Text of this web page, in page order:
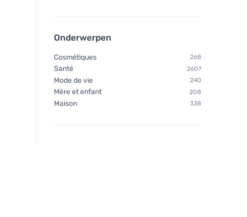
Onderwerpen
Cosmétiques 268
Santé 2607
Mode de vie 240
Mère et enfant 208
Maison 338